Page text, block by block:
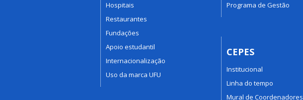
Hospitais
Restaurantes
Fundações
Apoio estudantil
Internacionalização
Uso da marca UFU
Programa de Gestão
CEPES
Institucional
Linha do tempo
Mural de Coordenadores